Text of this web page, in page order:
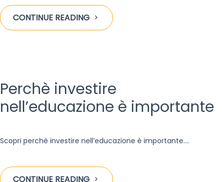
CONTINUE READING
Perchè investire
nell’educazione è importante
Scopri perchè investire nell’educazione è importante.…
CONTINUE READING